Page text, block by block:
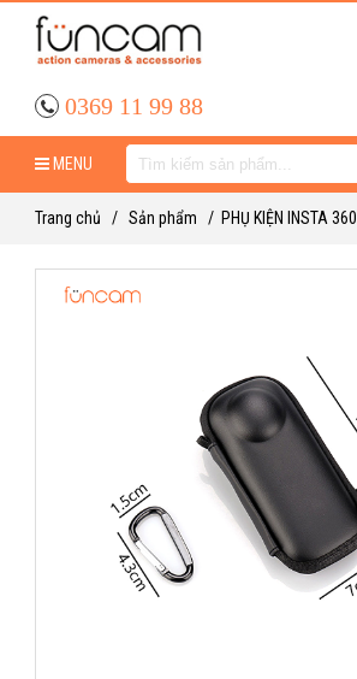
0369 11 99 88
MENU
Trang chủ / Sản phẩm / PHỤ KIỆN INSTA 360